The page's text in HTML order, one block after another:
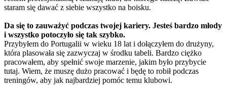
staram się dawać z siebie wszystko na boisku.
Da się to zauważyć podczas twojej kariery. Jesteś bardzo młody
i wszystko potoczyło się tak szybko.
Przybyłem do Portugalii w wieku 18 lat i dołączyłem do drużyny,
która plasowała się zazwyczaj w środku tabeli. Bardzo ciężko
pracowałem, aby spełnić swoje marzenie, jakim było przybycie
tutaj. Wiem, że muszę dużo pracować i będę to robił podczas
treningów, aby jak najbardziej pomóc temu klubowi.